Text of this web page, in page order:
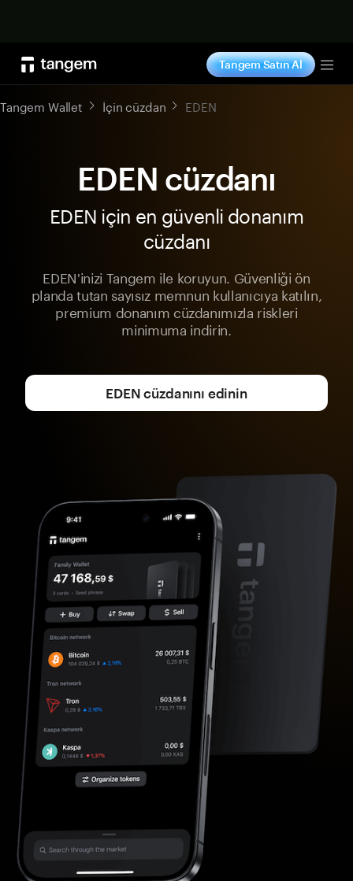
Tangem Satın Al
Tangem Wallet İçin cüzdan EDEN
EDEN cüzdanı
EDEN için en güvenli donanım
cüzdanı
EDEN'inizi Tangem ile koruyun. Güvenliği ön
planda tutan sayısız memnun kullanıcıya katılın,
premium donanım cüzdanımızla riskleri
minimuma indirin.
EDEN cüzdanını edinin